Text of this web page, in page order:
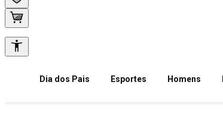
Dia dos Pais Esportes Homens